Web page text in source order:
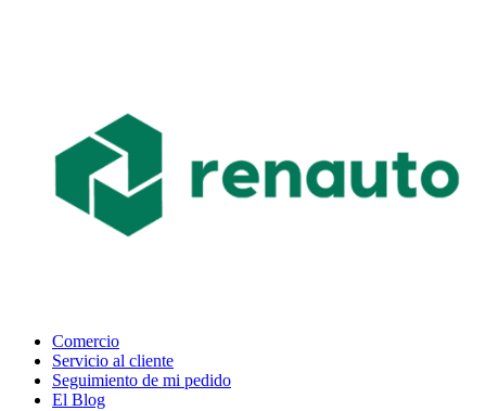
Comercio
Servicio al cliente
Seguimiento de mi pedido
El Blog